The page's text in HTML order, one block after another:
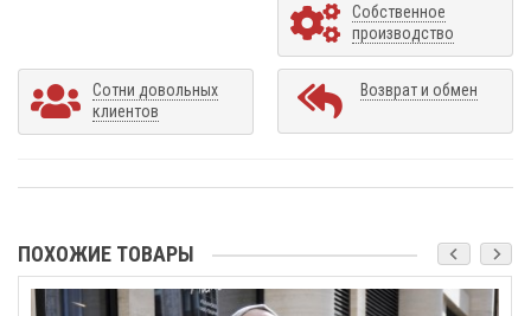
Собственное
производство
Сотни довольных
клиентов
Возврат и обмен
ПОХОЖИЕ ТОВАРЫ